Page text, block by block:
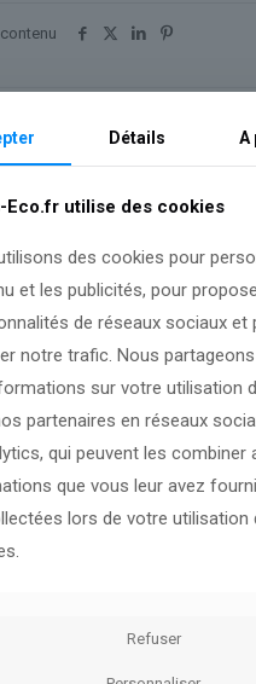
: au moins 32 morts après 2
Détails A
Eco.fr utilise des cookies
des cookies pour
et les publicités, pour
de réseaux sociaux et
notre trafic. Nous
sur votre utilisation
partenaires en réseaux
qui peuvent les combiner
que vous leur avez
lors de votre utilisation
Refuser